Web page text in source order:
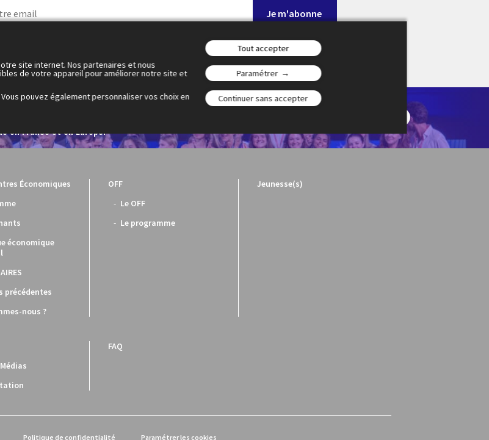
a créé les Rencontres Économiques d'Aix-en-Provence en
en France et en Europe.
Économiques
économique
précédentes
nous ?
OFF
Le OFF
Le programme
Jeunesse(s)
FAQ
Politique de confidentialité Paramétrer les cookies
site internet. Nos partenaires et nous
de votre appareil pour améliorer notre site et
pouvez également personnaliser vos choix en
Tout accepter
Paramétrer
Continuer sans accepter